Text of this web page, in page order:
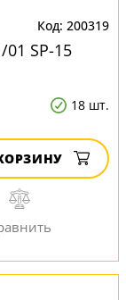
200319
SP-15
18 шт.